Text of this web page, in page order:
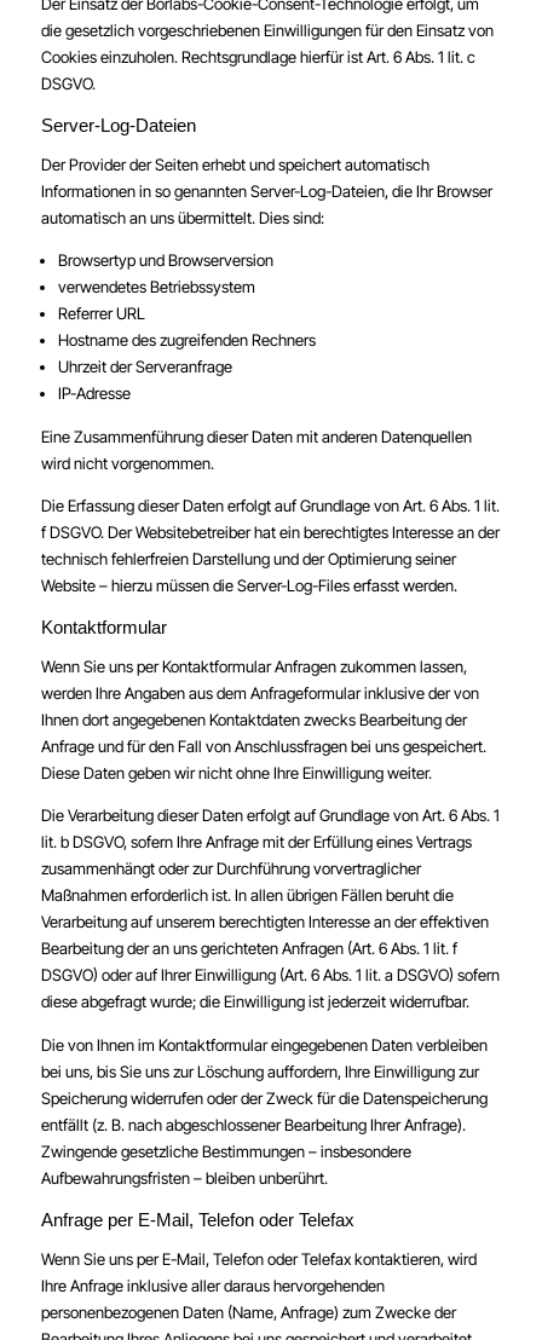
die gesetzlich vorgeschriebenen Einwilligungen für den Einsatz von
Cookies einzuholen. Rechtsgrundlage hierfür ist Art. 6 Abs. 1 lit. c
DSGVO.
Server-Log-Dateien
Der Provider der Seiten erhebt und speichert automatisch
Informationen in so genannten Server-Log-Dateien, die Ihr Browser
automatisch an uns übermittelt. Dies sind:
Browsertyp und Browserversion
verwendetes Betriebssystem
Referrer URL
Hostname des zugreifenden Rechners
Uhrzeit der Serveranfrage
IP-Adresse
Eine Zusammenführung dieser Daten mit anderen Datenquellen
wird nicht vorgenommen.
Die Erfassung dieser Daten erfolgt auf Grundlage von Art. 6 Abs. 1 lit.
f DSGVO. Der Websitebetreiber hat ein berechtigtes Interesse an der
technisch fehlerfreien Darstellung und der Optimierung seiner
Website – hierzu müssen die Server-Log-Files erfasst werden.
Kontaktformular
Wenn Sie uns per Kontaktformular Anfragen zukommen lassen,
werden Ihre Angaben aus dem Anfrageformular inklusive der von
Ihnen dort angegebenen Kontaktdaten zwecks Bearbeitung der
Anfrage und für den Fall von Anschlussfragen bei uns gespeichert.
Diese Daten geben wir nicht ohne Ihre Einwilligung weiter.
Die Verarbeitung dieser Daten erfolgt auf Grundlage von Art. 6 Abs. 1
lit. b DSGVO, sofern Ihre Anfrage mit der Erfüllung eines Vertrags
zusammenhängt oder zur Durchführung vorvertraglicher
Maßnahmen erforderlich ist. In allen übrigen Fällen beruht die
Verarbeitung auf unserem berechtigten Interesse an der effektiven
Bearbeitung der an uns gerichteten Anfragen (Art. 6 Abs. 1 lit. f
DSGVO) oder auf Ihrer Einwilligung (Art. 6 Abs. 1 lit. a DSGVO) sofern
diese abgefragt wurde; die Einwilligung ist jederzeit widerrufbar.
Die von Ihnen im Kontaktformular eingegebenen Daten verbleiben
bei uns, bis Sie uns zur Löschung auffordern, Ihre Einwilligung zur
Speicherung widerrufen oder der Zweck für die Datenspeicherung
entfällt (z. B. nach abgeschlossener Bearbeitung Ihrer Anfrage).
Zwingende gesetzliche Bestimmungen – insbesondere
Aufbewahrungsfristen – bleiben unberührt.
Anfrage per E-Mail, Telefon oder Telefax
Wenn Sie uns per E-Mail, Telefon oder Telefax kontaktieren, wird
Ihre Anfrage inklusive aller daraus hervorgehenden
personenbezogenen Daten (Name, Anfrage) zum Zwecke der